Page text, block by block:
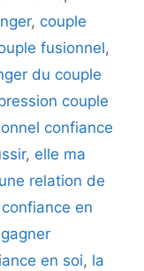
, couple
fusionnel,
du couple
couple
confiance
, elle ma
relation de
en
gagner
en soi, la